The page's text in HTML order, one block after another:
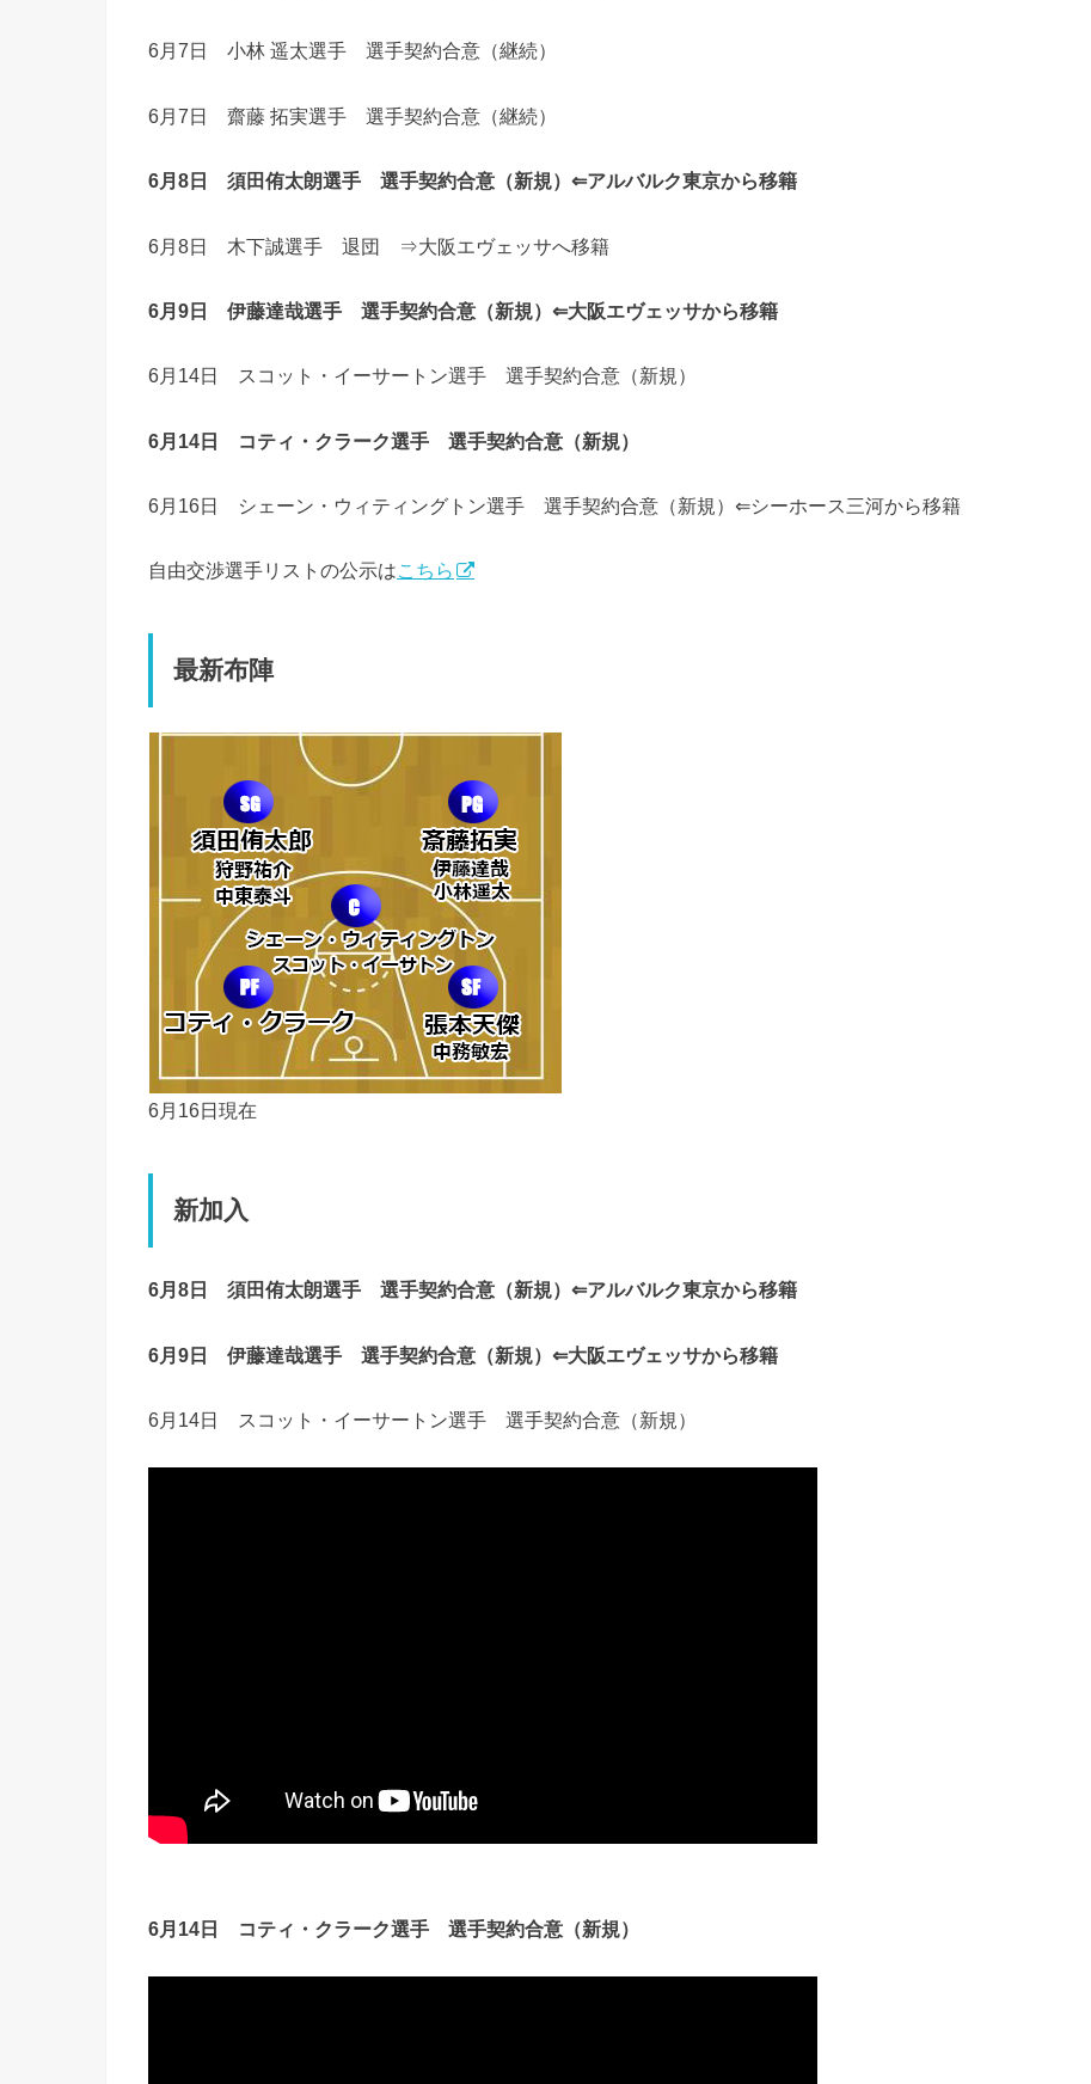
6月7日 小林 遥太選手 選手契約合意（継続）
6月7日 齋藤 拓実選手 選手契約合意（継続）
6月8日 須田侑太朗選手 選手契約合意（新規）⇐アルバルク東京から移籍
6月8日 木下誠選手 退団 ⇒大阪エヴェッサへ移籍
6月9日 伊藤達哉選手 選手契約合意（新規）⇐大阪エヴェッサから移籍
6月14日 スコット・イーサートン選手 選手契約合意（新規）
6月14日 コティ・クラーク選手 選手契約合意（新規）
6月16日 シェーン・ウィティングトン選手 選手契約合意（新規）⇐シーホース三河から移籍
自由交渉選手リストの公示はこちら
最新布陣
6月16日現在
新加入
6月8日 須田侑太朗選手 選手契約合意（新規）⇐アルバルク東京から移籍
6月9日 伊藤達哉選手 選手契約合意（新規）⇐大阪エヴェッサから移籍
6月14日 スコット・イーサートン選手 選手契約合意（新規）
6月14日 コティ・クラーク選手 選手契約合意（新規）